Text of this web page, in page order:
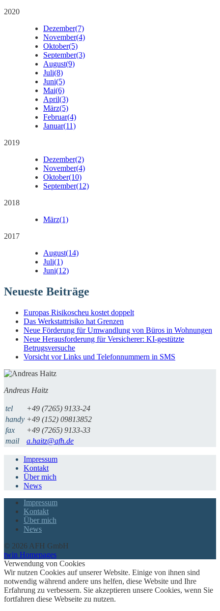
2020
Dezember(7)
November(4)
Oktober(5)
September(3)
August(9)
Juli(8)
Juni(5)
Mai(6)
April(3)
März(5)
Februar(4)
Januar(11)
2019
Dezember(2)
November(4)
Oktober(10)
September(12)
2018
März(1)
2017
August(14)
Juli(1)
Juni(12)
Neueste Beiträge
Europas Risikoscheu kostet doppelt
Das Werkstattrisiko hat Grenzen
Neue Förderung für Umwandlung von Büros in Wohnungen
Neue Herausforderung für Versicherer: KI-gestützte
Betrugsversuche
Vorsicht vor Links und Telefonnummern in SMS
Andreas Haitz
tel
+49 (7265) 9133-24
handy +49 (152) 09813852
fax
+49 (7265) 9133-33
mail
a.haitz@afh.de
Impressum
Kontakt
Über mich
News
Impressum
Kontakt
Über mich
News
© 2026 AFH GmbH
twin Homepages
Verwendung von Cookies
Wir nutzen Cookies auf unserer Website. Einige von ihnen sind
notwendig während andere uns helfen, diese Website und Ihre
Erfahrung zu verbessern. Sie akzeptieren unsere Cookies, wenn Sie
fortfahren diese Webseite zu nutzen.